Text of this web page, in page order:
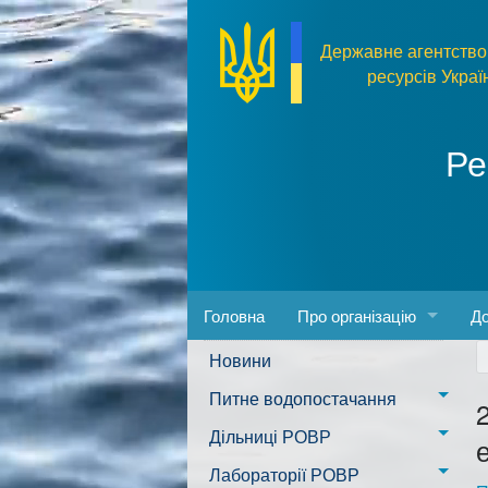
Перейти до основного матеріалу
Державне
ресурсів
Головна Про організацію
Адреса та розпорядок
Новини
Питне водопостачання
м. Миколаїв
Казанківська ТГ
Дільниці РОВР
Новоодеська дільниця –
Лабораторії РОВР